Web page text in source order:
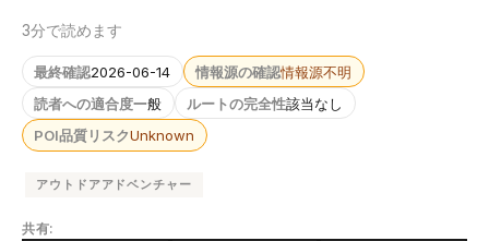
3分で読めます
最終確認2026-06-14 情報源の確認情報源不明
読者への適合度一般 ルートの完全性該当なし
POI品質リスクUnknown
アウトドアアドベンチャー
共有: